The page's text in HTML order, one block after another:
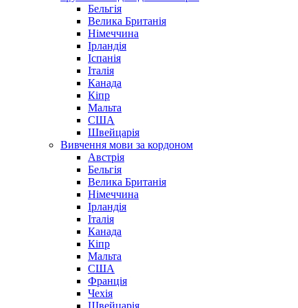
Бельгія
Велика Британія
Німеччина
Ірландія
Іспанія
Італія
Канада
Кіпр
Мальта
США
Швейцарія
Вивчення мови за кордоном
Австрія
Бельгія
Велика Британія
Німеччина
Ірландія
Італія
Канада
Кіпр
Мальта
США
Франція
Чехія
Швейцарія